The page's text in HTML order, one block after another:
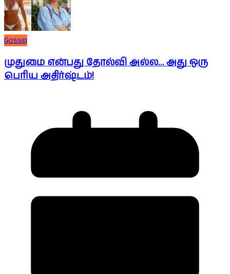
Gossip
முதுமை என்பது தோல்வி அல்ல… அது ஒரு
பெரிய அதிர்ஷ்டம்!